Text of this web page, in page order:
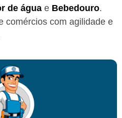
de água e Bebedouro.
comércios com agilidade e